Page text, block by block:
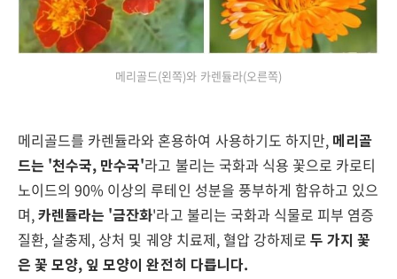
메리골드(왼쪽)와 카렌듈라(오른쪽)
메리골드를 카렌듈라와 혼용하여 사용하기도 하지만, 메리골
드는 '천수국, 만수국'라고 불리는 국화과 식용 꽃으로 카로티
노이드의90% 이상의 루테인 성분을 풍부하게 함유하고 있으
며,카렌듈라는 '금잔화'라고 불리는 국화과 식물로 피부 염증
질환, 살충제, 상처 및 궤양 치료제, 혈압 강하제로두 가지 꽃
은 꽃 모양, 잎 모양이 완전히 다릅니다.